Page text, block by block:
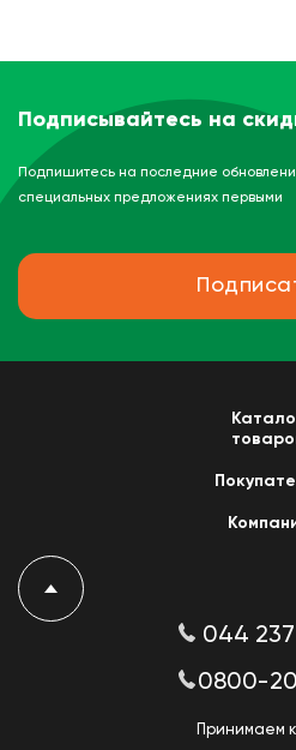
Подписывайтесь на
Подпишитесь на последние
специальных предложениях первыми
044 237
0800-
Принимаем